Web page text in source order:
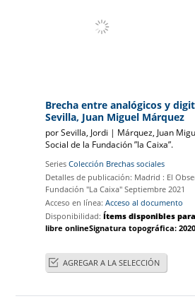
Brecha entre analógicos y
Sevilla, Juan Miguel Márquez
porSevilla, Jordi | Márquez, Juan
Social de la Fundación ”la Caixa”.
SeriesColección Brechas sociales
Detalles de publicación: Madrid : El
Fundación "La Caixa" Septiembre 2021
Acceso en línea:Acceso al documento
Disponibilidad:Ítems disponibles
libre onlineSignatura topográfica:
AGREGAR A LA SELECCIÓN